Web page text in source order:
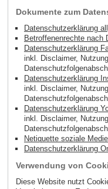
Dokumente zum
Datenschutzerklärung
Betroffenenrechte nach
Datenschutzerklärung
inkl. Disclaimer,
Datenschutzerklärung
inkl. Disclaimer,
Datenschutzerklärung
inkl. Disclaimer,
Netiquette soziale
Datenschutzerklärung
Verwendung von
Diese Website nutzt